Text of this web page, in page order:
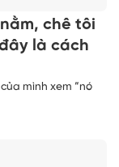
chê tôi
là cách
mình xem “nó